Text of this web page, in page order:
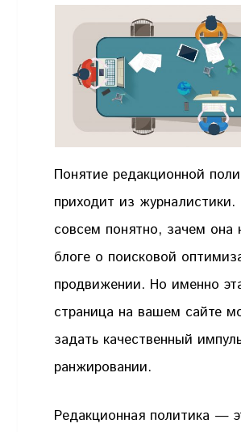
Понятие редакционной
приходит из журналистики.
совсем понятно, зачем она
блоге о поисковой
продвижении. Но именно
страница на вашем сайте
задать качественный
ранжировании.
Редакционная политика —